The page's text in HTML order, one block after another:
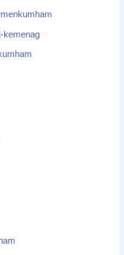
kemenag